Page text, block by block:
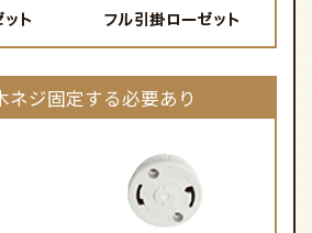
ネジ固定する必要あり